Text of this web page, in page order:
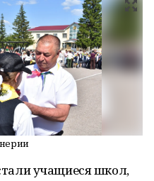
учащиеся школ,